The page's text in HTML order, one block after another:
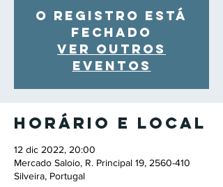
O registro está
fechado
Ver outros
eventos
Horário e local
12 dic 2022, 20:00
Mercado Saloio, R. Principal 19, 2560-410
Silveira, Portugal